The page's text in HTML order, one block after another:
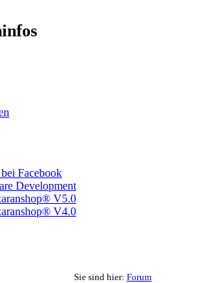
Facebook
Development
V5.0
V4.0
Sie sind hier: Forum